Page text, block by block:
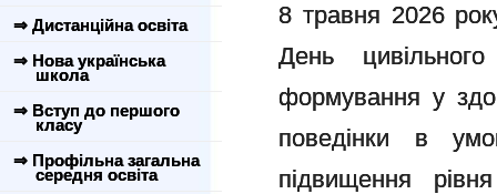
⇒ Дистанційна освіта
⇒ Нова українська
школа
⇒ Вступ до першого
класу
⇒ Профільна загальна
середня освіта
8 травня 2026
День
формування у
поведінки в
підвищення